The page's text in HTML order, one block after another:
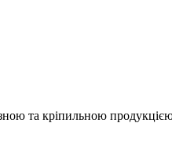
та кріпильною